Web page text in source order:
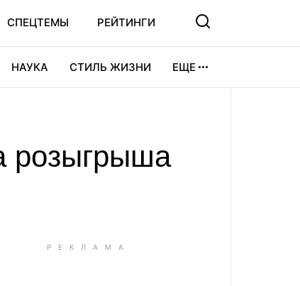
СПЕЦТЕМЫ РЕЙТИНГИ
НАУКА СТИЛЬ ЖИЗНИ ЕЩЕ
розыгрыша